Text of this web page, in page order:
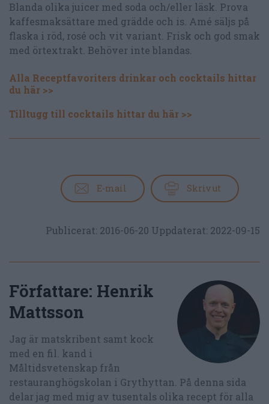
Blanda olika juicer med soda och/eller läsk. Prova
kaffesmaksättare med grädde och is. Amé säljs på
flaska i röd, rosé och vit variant. Frisk och god smak
med örtextrakt. Behöver inte blandas.
Alla Receptfavoriters drinkar och cocktails hittar
du här >>
Tilltugg till cocktails hittar du här >>
E-mail Skriv ut
Publicerat: 2016-06-20 Uppdaterat: 2022-09-15
Författare: Henrik
Mattsson
Jag är matskribent samt kock
med en fil. kand i
Måltidsvetenskap från
restauranghögskolan i Grythyttan. På denna sida
delar jag med mig av tusentals olika recept för alla